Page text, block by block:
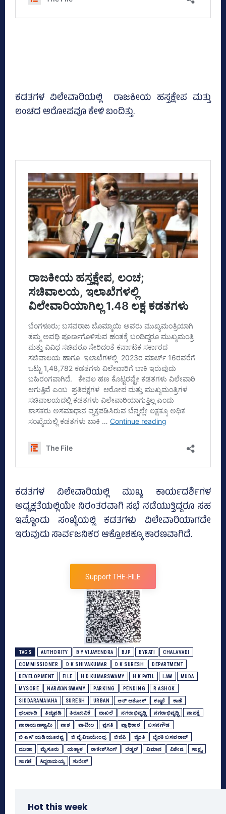
ಕಡತಗಳ ವಿಲೇವಾರಿಯಲ್ಲಿ ರಾಜಕೀಯ ಹಸ್ತಕ್ಷೇಪ ಮತ್ತು
ಲಂಚದ ಆರೋಪವೂ ಕೇಳಿ ಬಂದಿತ್ತು.
ಕಡತಗಳ ವಿಲೇವಾರಿಯಲ್ಲಿ ಮುಖ್ಯ ಕಾರ್ಯದರ್ಶಿಗಳ
ಅಧ್ಯಕ್ಷತೆಯಲ್ಲಿಯೇ ನಿರಂತರವಾಗಿ ಸಭೆ ನಡೆಯುತ್ತಿದ್ದರೂ ಸಹ
ಇಷ್ಟೊಂದು ಸಂಖ್ಯೆಯಲ್ಲಿ ಕಡತಗಳು ವಿಲೇವಾರಿಯಾಗದೇ
ಇರುವುದು ಸಾರ್ವಜನಿಕರ ಆಕ್ರೋಶಕ್ಕೂ ಕಾರಣವಾಗಿದೆ.
Support THE-FILE
TAGS AUTHORITY B Y VIJAYENDRA BJP BYRATI CHALAVADI
COMMISSIONER D K SHIVAKUMAR D K SURESH DEPARTMENT
DEVELOPMENT FILE H D KUMARSWAMY H K PATIL LAW MUDA
MYSORE NARAYANSWAMY PARKING PENDING R ASHOK
SIDDARAMAIAHA SURESH URBAN ಆರ್‌ ಅಶೋಕ್‌ ಕಣ್ಮರೆ ಕಾಣೆ
ಛಲವಾದಿ ತಿದ್ದುಪಡಿ ತಿರುಚುವಿಕೆ ದಾಖಲೆ ನಗರಾಭಿವೃದ್ದಿ ನಗರಾಭಿವೃದ್ಧಿ ನಾಪತ್ತೆ
ನಾರಾಯಣಸ್ವಾಮಿ ನಾಶ ಪಾಟೀಲ ಪ್ರಗತಿ ಪ್ರಾಧಿಕಾರ ಬಸನಗೌಡ
ಬಿ ಎಸ್ ಯಡಿಯೂರಪ್ಪ ಬಿ ವೈ ವಿಜಯೇಂದ್ರ ಬಿಜೆಪಿ ಬೈರತಿ ಬೈರತಿ ಬಸವರಾಜ್
ಮುಡಾ ಮೈಸೂರು ಯತ್ನಾಳ ರಾಕೇಶ್‌ಸಿಂಗ್‌ ಲೆಡ್ಜರ್ ವಿಮಾನ ವಿಶೇಷ ಸಾಕ್ಷ್ಯ
ಸಾಗಣೆ ಸಿದ್ದರಾಮಯ್ಯ ಸುರೇಶ್‌
Hot this week